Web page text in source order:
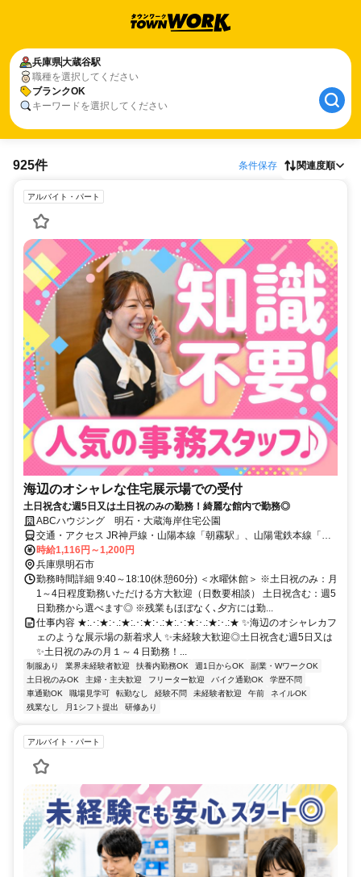
兵庫県大蔵谷駅
職種を選択してください
ブランクOK
キーワードを選択してください
925件 条件保存 関連度順
アルバイト・パート
海辺のオシャレな住宅展示場での受付
土日祝含む週5日又は土日祝のみの勤務！綺麗な館内で勤務◎
ABCハウジング 明石・大蔵海岸住宅公園
交通・アクセス JR神戸線・山陽本線「朝霧駅」、山陽電鉄本線「大
蔵谷駅」各徒歩10分
時給1,116円～1,200円
兵庫県明石市
勤務時間詳細 9:40～18:10(休憩60分) ＜水曜休館＞ ※土日祝のみ：月
1～4日程度勤務いただける方大歓迎（日数要相談） 土日祝含む：週5
日勤務から選べます◎ ※残業もほぼなく､夕方には勤...
仕事内容 ★:.･:★:･.:★:.･:★:･.:★:.･:★:･.:★:･.:★ ✨海辺のオシャレカフ
ェのような展示場の新着求人 ✨未経験大歓迎◎土日祝含む週5日又は
✨土日祝のみの月１～４日勤務！...
制服あり 業界未経験者歓迎 扶養内勤務OK 週1日からOK
副業・WワークOK
土日祝のみOK
主婦・主夫歓迎 フリーター歓迎 バイク通勤OK
学歴不問
車通勤OK
職場見学可 転勤なし 経験不問 未経験者歓迎 午前
ネイルOK
残業なし
月1シフト提出 研修あり
アルバイト・パート